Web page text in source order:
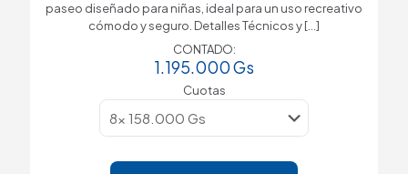
paseo diseñado para niñas, ideal para un uso recreativo
cómodo y seguro. Detalles Técnicos y[…]
CONTADO:
1.195.000Gs
Cuotas